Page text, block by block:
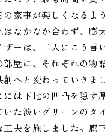
家事が楽しくなるよ
なかなか合わず、膨
ーは、二人にこう言
屋に、それぞれの物
へと変わっていきま
は下地の凹凸を隠す
た淡いグリーンのタ
夫を施しました。廊